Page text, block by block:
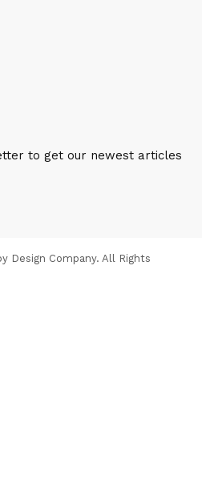
to get our newest articles
Design Company. All Rights